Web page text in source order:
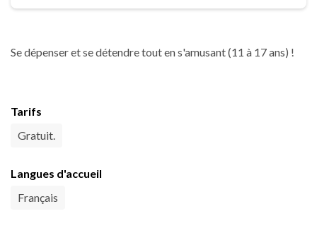
Se dépenser et se détendre tout en s'amusant (11 à 17 ans) !
Tarifs
Gratuit.
Langues d'accueil
Français